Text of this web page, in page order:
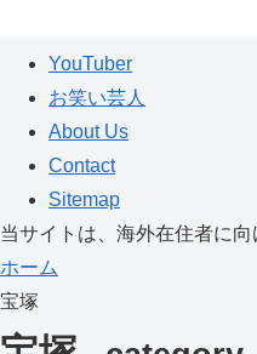
YouTuber
お笑い芸人
About Us
Contact
Sitemap
当サイトは、海外在住者に向
ホーム
宝塚